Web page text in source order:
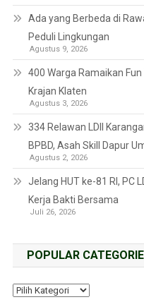
Ada yang Berbeda di
Peduli Lingkungan
Agustus 9, 2026
400 Warga Ramaikan Fun
Krajan Klaten
Agustus 3, 2026
334 Relawan LDII
BPBD, Asah Skill Dapur
Agustus 2, 2026
Jelang HUT ke-81 RI, PC
Kerja Bakti Bersama
Juli 26, 2026
POPULAR